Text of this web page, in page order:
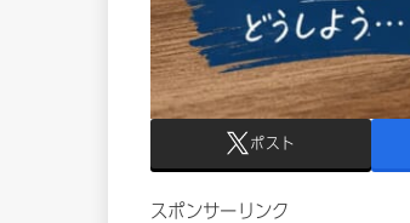
ポスト
スポンサーリンク